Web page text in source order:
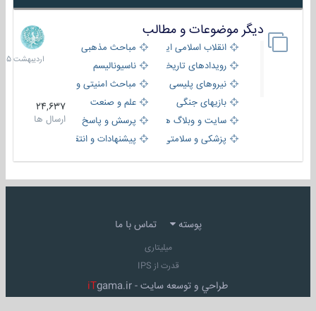
دیگر موضوعات و مطالب
انقلاب اسلامی ایران
مباحث مذهبی
رویدادهای تاریخی و مذهبیناسیونالیسم
نیروهای پلیسی
مباحث امنیتی و اطلاعاتی
بازیهای جنگی
علم و صنعت
سایت و وبلاگ ها
پرسش و پاسخ
پزشکی و سلامتی
پیشنهادات و انتقادات
24,637
ارسال ها
8
1405
پوسته تماس با ما
میلیتاری
قدرت از IPS
طراحي و توسعه سايت - iTgama.ir